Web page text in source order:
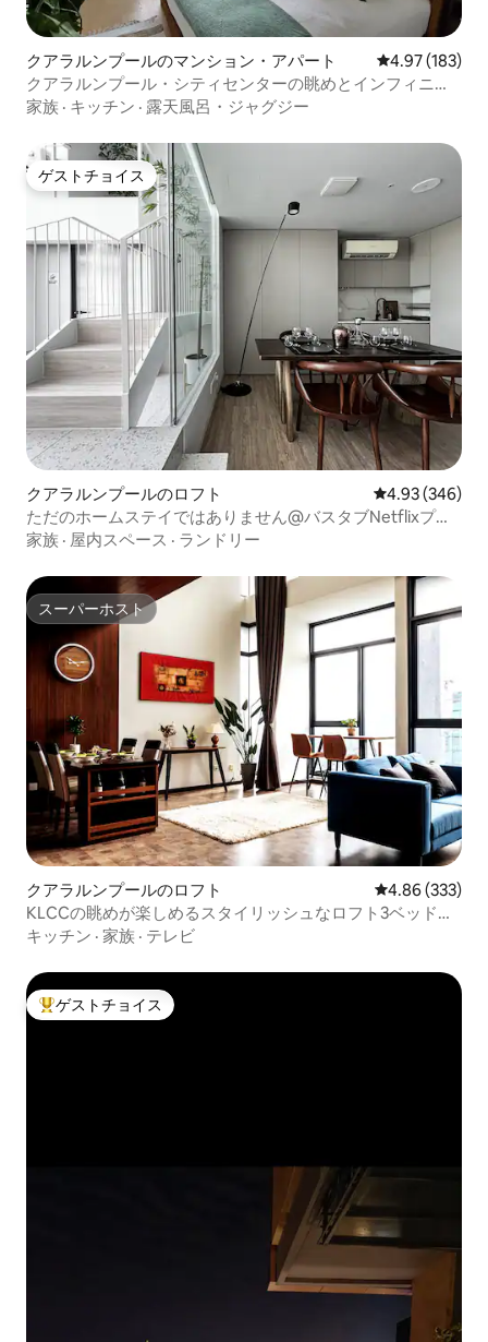
クアラルンプールのマンション・アパート レビュー183
4.97 (183)
クアラルンプール・シティセンターの眺めとインフィニテ
ィプールが楽しめるマレー・オアシス・ジュニアスイート
家族 · キッチン · 露天風呂・ジャグジー
ゲストチョイス
ゲストチョイス
クアラルンプールのロフト レビュー346
4.93 (346)
ただのホームステイではありません@バスタブNetflixプロ
ジェクター
家族 · 屋内スペース · ランドリー
スーパーホスト
スーパーホスト
クアラルンプールのロフト レビュー333
4.86 (333)
KLCCの眺めが楽しめるスタイリッシュなロフト3ベッド、
バスタブ、屋上プール
キッチン · 家族 · テレビ
大好評のゲストチョイスです。
ゲストチョイス